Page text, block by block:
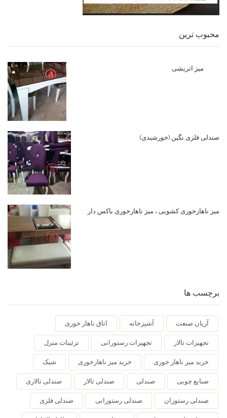
محبوب ترین
میز اتریشی
صندلی فلزی نگین (خورشیدی)
میز ناهارخوری کشویی ، میز ناهارخوری باکس دار
برچسب ها
آریان صنعت آشپزخانه اتاق ناهار خوری
تجهیزات تالار تجهیزات رستورانی تزئینات منزل
خرید میز ناهار خوری خرید میز ناهارخوری شیک
صنایع چوبی صندلی صندلی تالار صندلی تالاری
صندلی رستوران صندلی رستورانی صندلی فلزی